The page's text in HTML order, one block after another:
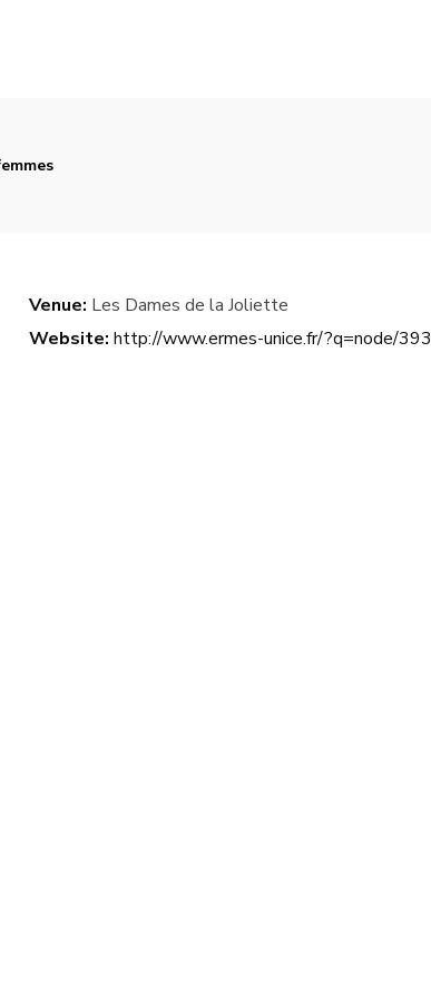
Venue: Les Dames de la Joliette
Website: http://www.ermes-unice.fr/?q=node/393